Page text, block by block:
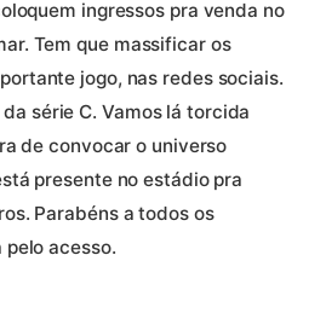
ingressos pra venda no
Tem que massificar os
jogo, nas redes sociais.
série C. Vamos lá torcida
de convocar o universo
presente no estádio pra
Parabéns a todos os
acesso.